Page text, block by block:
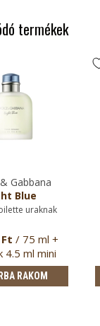
termékek
Gabbana
Blue
uraknak
/ 75 ml +
4.5 ml mini
+ …
RAKOM